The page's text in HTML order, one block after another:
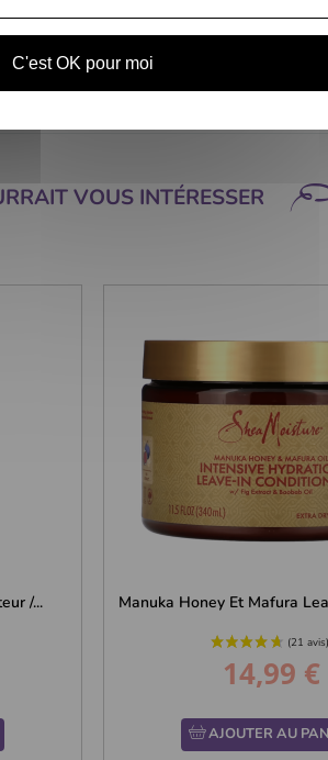
VOUS INTÉRESSER
/... Manuka Honey Et Mafura
Prix
14,99 €
AJOUTER AU
C'est OK pour moi